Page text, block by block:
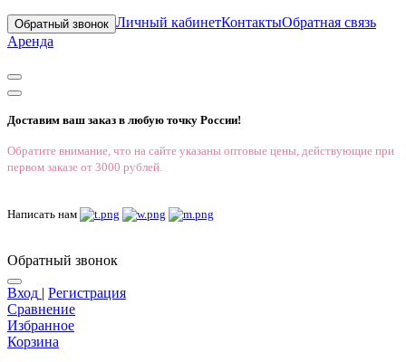
Обратный звонок Личный кабинетКонтактыОбратная связь
Аренда
Доставим ваш заказ в любую точку России!
Обратите внимание, что на сайте указаны оптовые цены, действующие при
первом заказе от 3000 рублей.
Написать нам
Обратный звонок
Вход | Регистрация
Сравнение
Избранное
Корзина